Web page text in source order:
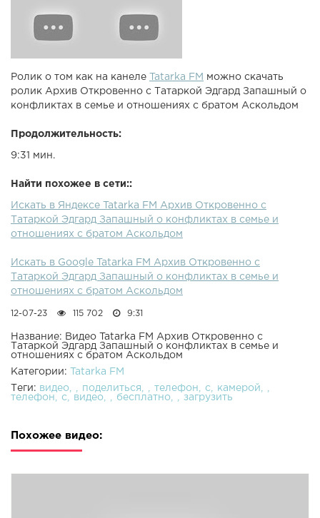
Ролик о том как на канеле Tatarka FM можно скачать
ролик Архив Откровенно с Татаркой Эдгард Запашный о
конфликтах в семье и отношениях с братом Аскольдом
Продолжительность:
9:31 мин.
Найти похожее в сети::
Искать в Яндексе Tatarka FM Архив Откровенно с
Татаркой Эдгард Запашный о конфликтах в семье и
отношениях с братом Аскольдом
Искать в Google Tatarka FM Архив Откровенно с
Татаркой Эдгард Запашный о конфликтах в семье и
отношениях с братом Аскольдом
12-07-23 115 702 9:31
Название: Видео Tatarka FM Архив Откровенно с
Татаркой Эдгард Запашный о конфликтах в семье и
отношениях с братом Аскольдом
Категории:
Tatarka FM
Теги: видео поделиться телефон с
камерой
телефон
с видео бесплатно загрузить
Похожее видео: